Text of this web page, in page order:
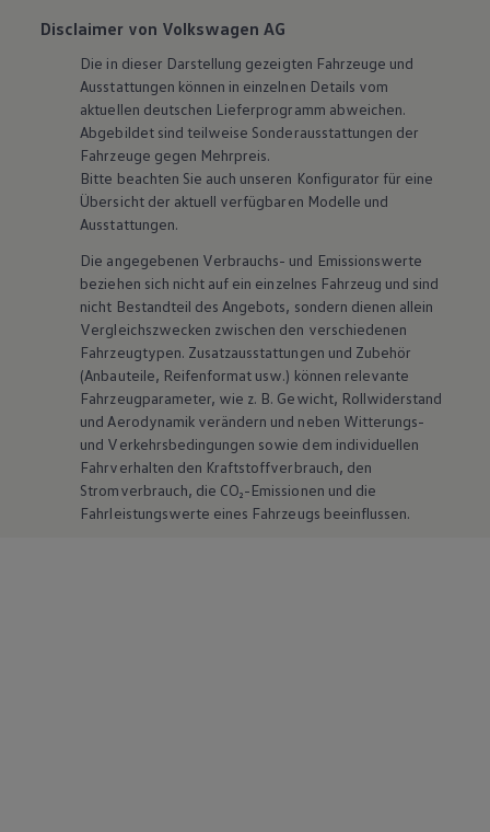
Disclaimer von Volkswagen AG
Die in dieser Darstellung gezeigten Fahrzeuge und
Ausstattungen können in einzelnen Details vom
aktuellen deutschen Lieferprogramm abweichen.
Abgebildet sind teilweise Sonderausstattungen der
Fahrzeuge gegen Mehrpreis.
Bitte beachten Sie auch unseren Konfigurator für eine
Übersicht der aktuell verfügbaren Modelle und
Ausstattungen.
Die angegebenen Verbrauchs- und Emissionswerte
beziehen sich nicht auf ein einzelnes Fahrzeug und sind
nicht Bestandteil des Angebots, sondern dienen allein
Vergleichszwecken zwischen den verschiedenen
Fahrzeugtypen. Zusatzausstattungen und Zubehör
(Anbauteile, Reifenformat usw.) können relevante
Fahrzeugparameter, wie z. B. Gewicht, Rollwiderstand
und Aerodynamik verändern und neben Witterungs-
und Verkehrsbedingungen sowie dem individuellen
Fahrverhalten den Kraftstoffverbrauch, den
Stromverbrauch, die CO₂-Emissionen und die
Fahrleistungswerte eines Fahrzeugs beeinflussen.